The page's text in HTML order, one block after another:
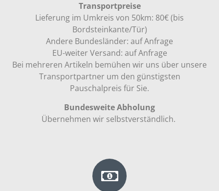
Transportpreise
Lieferung im Umkreis von 50km: 80€ (bis
Bordsteinkante/Tür)
Andere Bundesländer: auf Anfrage
EU-weiter Versand: auf Anfrage
Bei mehreren Artikeln bemühen wir uns über unsere
Transportpartner um den günstigsten
Pauschalpreis für Sie.
Bundesweite Abholung
Übernehmen wir selbstverständlich.